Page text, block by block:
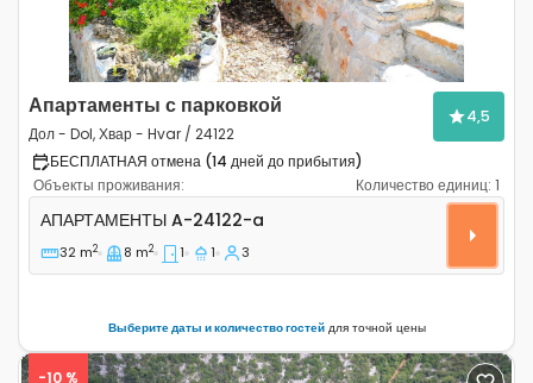
Апартаменты с парковкой
Дол - Dol, Хвар - Hvar / 24122
4,5
БЕСПЛАТНАЯ отмена (14 дней до прибытия)
Объекты проживания:
Количество единиц: 1
Однокомнатные апартаменты Дол - Dol, Хвар - Hvar
АПАРТАМЕНТЫ A-24122-a
32 m2 8 m2 1 1 3
Выберите даты и количество гостейдля точной цены
-10 %